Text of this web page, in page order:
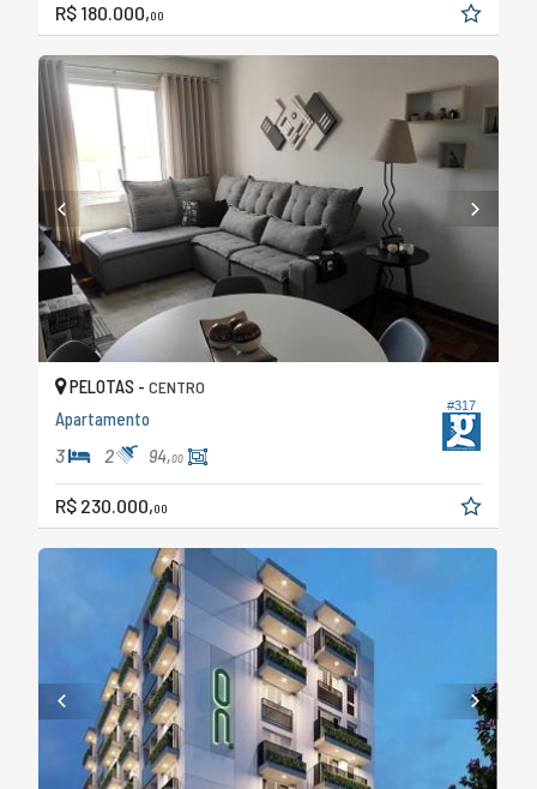
R$ 180.000,00
#317
PELOTAS - CENTRO
Apartamento
3 2 94,00
R$ 230.000,00